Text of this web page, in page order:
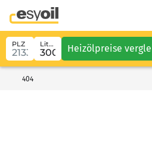
PLZ Liter Heizölpreise
404